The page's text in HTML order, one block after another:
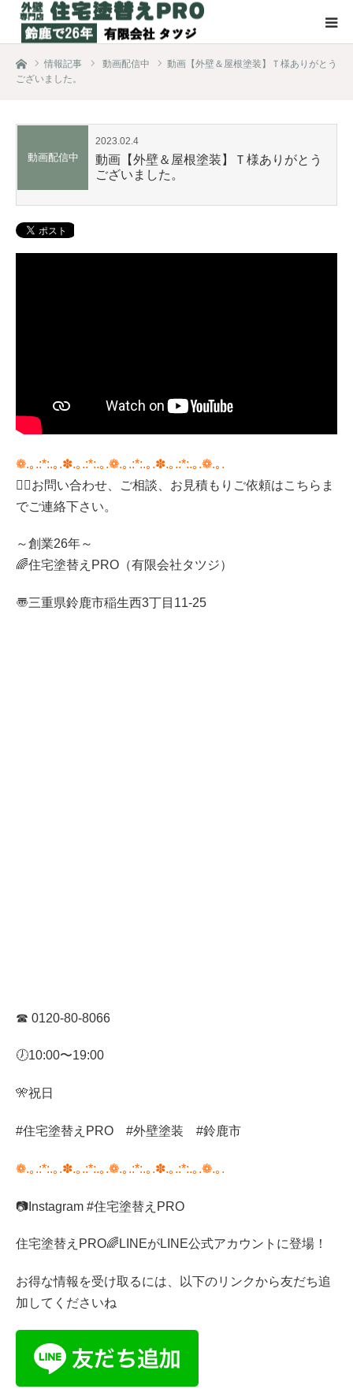
ホーム情報記事 動画配信中
動画【外壁＆屋根塗装】Ｔ様ありがとう
ございました。
動画配信中
2023.02.4
動画【外壁＆屋根塗装】Ｔ様ありがとう
ございました。
❁.｡.:*:.｡.✽.｡.:*:.｡.❁.｡.:*:.｡.✽.｡.:*:.｡.❁.｡.
💁‍♀️お問い合わせ、ご相談、お見積もりご依頼はこちらま
でご連絡下さい。
～創業26年～
🌈住宅塗替え PRO（有限会社タツジ）
〠三重県鈴鹿市稲生西3丁目 11-25
☎︎ 0120-80-8066
🕖10:00〜19:00
🎌祝日
#住宅塗替え PRO #外壁塗装 #鈴鹿市
❁.｡.:*:.｡.✽.｡.:*:.｡.❁.｡.:*:.｡.✽.｡.:*:.｡.❁.｡.
📷 Instagram #住宅塗替え PRO
住宅塗替え PRO🌈LINEがLINE公式アカウントに登場！
お得な情報を受け取るには、以下のリンクから友だち追
加してくださいね